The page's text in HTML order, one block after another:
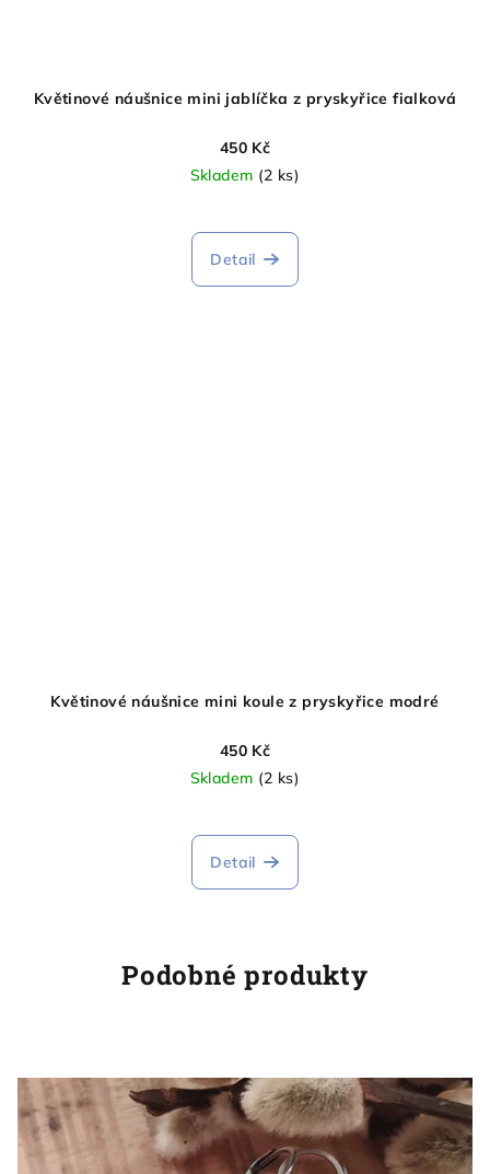
Květinové náušnice mini jablíčka z pryskyřice fialková
450 Kč
Skladem (2 ks)
Detail
Květinové náušnice mini koule z pryskyřice modré
450 Kč
Skladem (2 ks)
Detail
Podobné produkty